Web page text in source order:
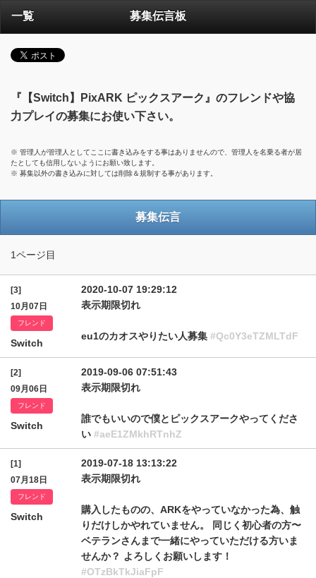
一覧 募集伝言板
『【Switch】PixARK ピックスアーク』のフレンドや協
力プレイの募集にお使い下さい。
※ 管理人が管理人としてここに書き込みをする事はありませんので、管理人を名乗る者が居
たとしても信用しないようにお願い致します。
※ 募集以外の書き込みに対しては削除＆規制する事があります。
募集伝言
1ページ目
[3]
10月07日
フレンド
Switch
2020-10-07 19:29:12
表示期限切れ
eu1のカオスやりたい人募集 #Qc0Y3eTZMLTdF
[2]
09月06日
フレンド
Switch
2019-09-06 07:51:43
表示期限切れ
誰でもいいので僕とピックスアークやってくださ
い #aeE1ZMkhRTnhZ
[1]
07月18日
フレンド
Switch
2019-07-18 13:13:22
表示期限切れ
購入したものの、ARKをやっていなかった為、触
りだけしかやれていません。 同じく初心者の方〜
ベテランさんまで一緒にやっていただける方いま
せんか？ よろしくお願いします！
#OTzBkTkJiaFpF